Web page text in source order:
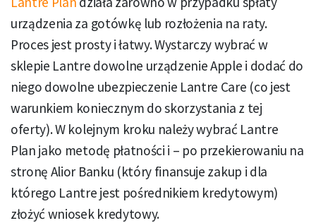
urządzenia za gotówkę lub rozłożenia na raty.
Proces jest prosty i łatwy. Wystarczy wybrać w
sklepie Lantre dowolne urządzenie Apple i dodać do
niego dowolne ubezpieczenie Lantre Care (co jest
warunkiem koniecznym do skorzystania z tej
oferty). W kolejnym kroku należy wybrać Lantre
Plan jako metodę płatności i – po przekierowaniu na
stronę Alior Banku (który finansuje zakup i dla
którego Lantre jest pośrednikiem kredytowym)
złożyć wniosek kredytowy.